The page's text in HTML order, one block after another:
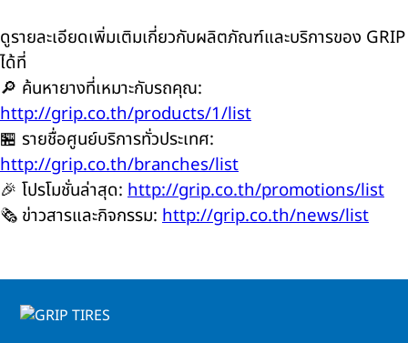
ดูรายละเอียดเพิ่มเติมเกี่ยวกับผลิตภัณฑ์และบริการของ GRIP
ได้ที่
🔎 ค้นหายางที่เหมาะกับรถคุณ:
http://grip.co.th/products/1/list
🏪 รายชื่อศูนย์บริการทั่วประเทศ:
http://grip.co.th/branches/list
🎉 โปรโมชั่นล่าสุด: http://grip.co.th/promotions/list
🗞️ ข่าวสารและกิจกรรม: http://grip.co.th/news/list